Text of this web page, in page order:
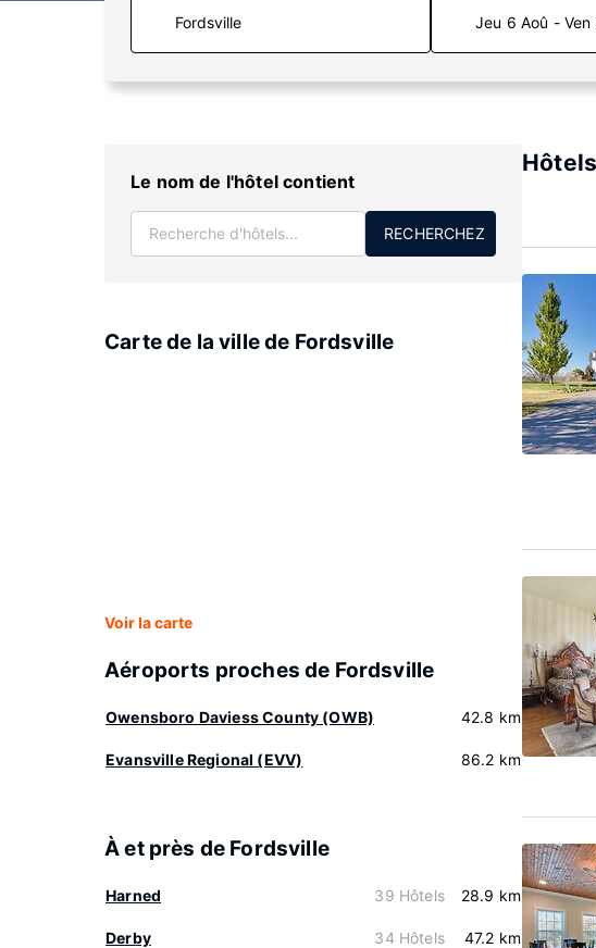
Jeu 6 Aoû - Ven
Le nom de l'hôtel contient
RECHERCHEZ
Carte de la ville de Fordsville
Voir la carte
Aéroports proches de Fordsville
Owensboro Daviess County (OWB) 42.8 km
Evansville Regional (EVV) 86.2 km
À et près de Fordsville
Harned 39 Hôtels 28.9 km
Derby 34 Hôtels 47.2 km